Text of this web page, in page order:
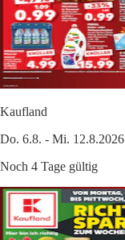
Kaufland
Do. 6.8. - Mi. 12.8.2026
Noch 4 Tage gültig